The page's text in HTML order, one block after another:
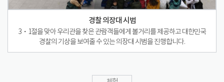
경찰 의장대 시범
3・1절을 맞아 우리관을 찾은 관람객들에게 볼거리를 제공하고 대한민국
경찰의 기상을 보여줄 수 있는 의장대 시범을 진행합니다.